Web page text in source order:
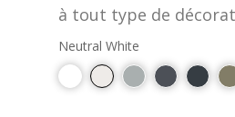
à tout type de
Neutral White